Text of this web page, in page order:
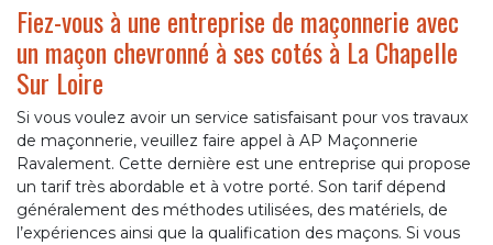
Fiez-vous à une entreprise de maçonnerie avec
un maçon chevronné à ses cotés à La Chapelle
Sur Loire
Si vous voulez avoir un service satisfaisant pour vos travaux
de maçonnerie, veuillez faire appel à AP Maçonnerie
Ravalement. Cette dernière est une entreprise qui propose
un tarif très abordable et à votre porté. Son tarif dépend
généralement des méthodes utilisées, des matériels, de
l’expériences ainsi que la qualification des maçons. Si vous